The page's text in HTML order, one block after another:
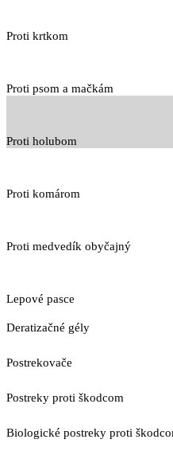
Proti krtkom
Proti psom a mačkám
Proti holubom
Proti komárom
Proti medvedík obyčajný
Lepové pasce
Deratizačné gély
Postrekovače
Postreky proti škodcom
Biologické postreky proti